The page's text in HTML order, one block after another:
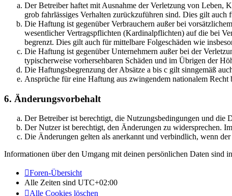
Der Betreiber haftet mit Ausnahme der Verletzung von Leben,
grob fahrlässiges Verhalten zurückzuführen sind. Dies gilt
Die Haftung ist gegenüber Verbrauchern außer bei
wesentlicher Vertragspflichten (Kardinalpflichten) auf die bei
begrenzt. Dies gilt auch für mittelbare Folgeschäden wie
Die Haftung ist gegenüber Unternehmern außer bei der
typischerweise vorhersehbaren Schäden und im Übrigen der
Die Haftungsbegrenzung der Absätze a bis c gilt sinngemäß
Ansprüche für eine Haftung aus zwingendem nationalem Recht
6. Änderungsvorbehalt
Der Betreiber ist berechtigt, die Nutzungsbedingungen und
Der Nutzer ist berechtigt, den Änderungen zu widersprechen.
Die Änderungen gelten als anerkannt und verbindlich, wenn
Informationen über den Umgang mit deinen persönlichen Daten sind
Foren-Übersicht
Alle Zeiten sind UTC+02:00
Alle Cookies löschen